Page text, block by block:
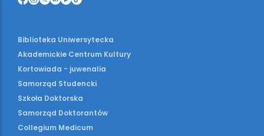
Biblioteka Uniwersytecka
Akademickie Centrum Kultury
Kortowiada - juwenalia
Samorząd Studencki
Szkoła Doktorska
Samorząd Doktorantów
Collegium Medicum